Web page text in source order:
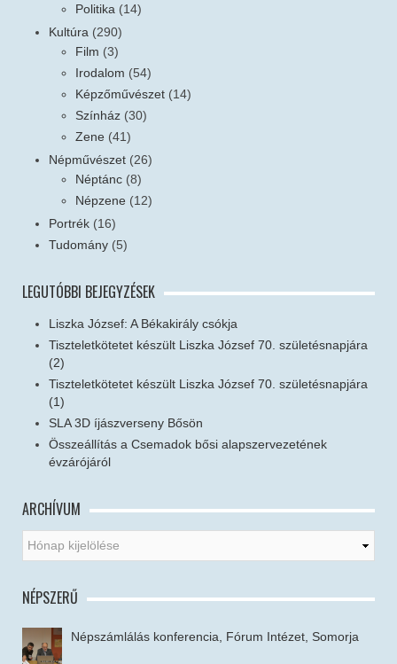
Politika (14)
Kultúra (290)
Film (3)
Irodalom (54)
Képzőművészet (14)
Színház (30)
Zene (41)
Népművészet (26)
Néptánc (8)
Népzene (12)
Portrék (16)
Tudomány (5)
LEGUTÓBBI BEJEGYZÉSEK
Liszka József: A Békakirály csókja
Tiszteletkötetet készült Liszka József 70. születésnapjára
(2)
Tiszteletkötetet készült Liszka József 70. születésnapjára
(1)
SLA 3D íjászverseny Bősön
Összeállítás a Csemadok bősi alapszervezetének
évzárójáról
ARCHÍVUM
NÉPSZERŰ
Népszámlálás konferencia, Fórum Intézet, Somorja